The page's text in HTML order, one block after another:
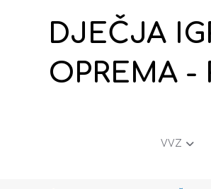
DJEČJA
OPREMA -
VVZ